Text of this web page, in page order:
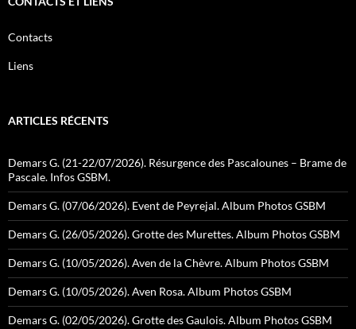
Contacts
Liens
ARTICLES RÉCENTS
Demars G. (21-22/07/2026). Résurgence des Pascalounes – Brame de
Pascale. Infos GSBM.
Demars G. (07/06/2026). Event de Peyrejal. Album Photos GSBM
Demars G. (26/05/2026). Grotte des Murettes. Album Photos GSBM
Demars G. (10/05/2026). Aven de la Chèvre. Album Photos GSBM
Demars G. (10/05/2026). Aven Rosa. Album Photos GSBM
Demars G. (02/05/2026). Grotte des Gaulois. Album Photos GSBM